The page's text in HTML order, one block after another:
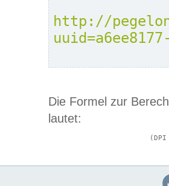
http://
Die Formel zur
lautet: